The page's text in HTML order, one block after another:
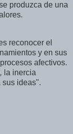
produzca de una
reconocer el
y en sus
afectivos.
, la inercia
sus ideas".